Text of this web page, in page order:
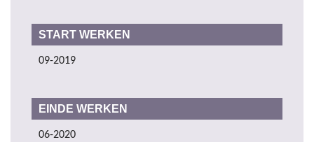
START WERKEN
09-2019
EINDE WERKEN
06-2020